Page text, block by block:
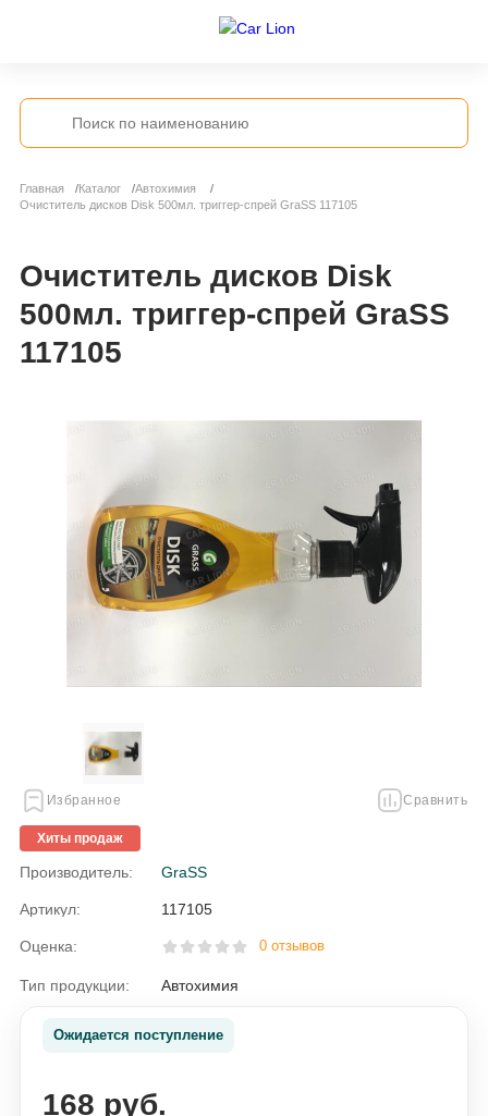
Главная Каталог
Автохимия
Очиститель дисков Disk 500мл. триггер-спрей GraSS 117105
Очиститель дисков Disk
500мл. триггер-спрей GraSS
117105
Избранное Сравнить
Хиты продаж
Производитель: GraSS
Артикул: 117105
Оценка: 0 отзывов
Тип продукции: Автохимия
Ожидается поступление
168 руб.